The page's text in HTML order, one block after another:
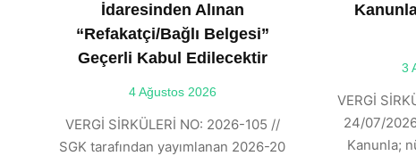
İdaresinden Alınan
“Refakatçi/Bağlı Belgesi”
Geçerli Kabul Edilecektir
4 Ağustos 2026
VERGİ SİRKÜLERİ NO: 2026-105 //
SGK tarafından yayımlanan 2026-20
3
VERGİ
24/07/
Kanunla;